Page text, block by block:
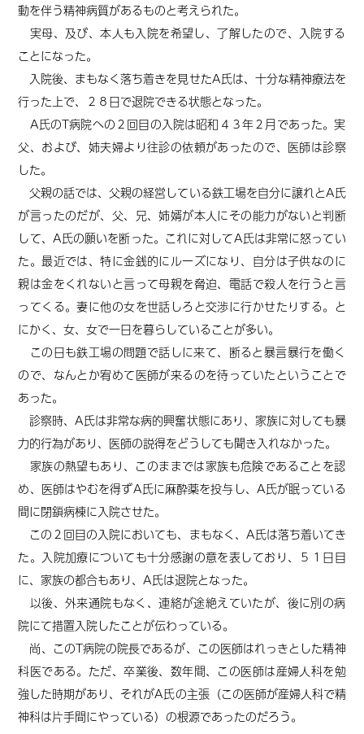
動を伴う精神病質があるものと考えられた。
実母、及び、本人も入院を希望し、了解したので、入院する
ことになった。
入院後、まもなく落ち着きを見せたA氏は、十分な精神療法を
行った上で、２８日で退院できる状態となった。
A氏のT病院への２回目の入院は昭和４３年２月であった。実
父、および、姉夫婦より往診の依頼があったので、医師は診察
した。
父親の話では、父親の経営している鉄工場を自分に譲れとA氏
が言ったのだが、父、兄、姉婿が本人にその能力がないと判断
して、A氏の願いを断った。これに対してA氏は非常に怒ってい
た。最近では、特に金銭的にルーズになり、自分は子供なのに
親は金をくれないと言って母親を脅迫、電話で殺人を行うと言
ってくる。妻に他の女を世話しろと交渉に行かせたりする。と
にかく、女、女で一日を暮らしていることが多い。
この日も鉄工場の問題で話しに来て、断ると暴言暴行を働く
ので、なんとか宥めて医師が来るのを待っていたということで
あった。
診察時、A氏は非常な病的興奮状態にあり、家族に対しても暴
力的行為があり、医師の説得をどうしても聞き入れなかった。
家族の熱望もあり、このままでは家族も危険であることを認
め、医師はやむを得ずA氏に麻酔薬を投与し、A氏が眠っている
間に閉鎖病棟に入院させた。
この２回目の入院においても、まもなく、A氏は落ち着いてき
た。入院加療についても十分感謝の意を表しており、５１日目
に、家族の都合もあり、A氏は退院となった。
以後、外来通院もなく、連絡が途絶えていたが、後に別の病
院にて措置入院したことが伝わっている。
尚、このT病院の院長であるが、この医師はれっきとした精神
科医である。ただ、卒業後、数年間、この医師は産婦人科を勉
強した時期があり、それがA氏の主張（この医師が産婦人科で精
神科は片手間にやっている）の根源であったのだろう。